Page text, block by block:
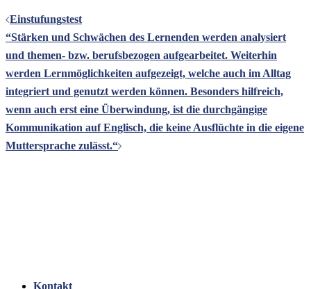
Beitrags-
Navigation
Einstufungstest
“Stärken und Schwächen des Lernenden werden analysiert
und themen- bzw. berufsbezogen aufgearbeitet. Weiterhin
werden Lernmöglichkeiten aufgezeigt, welche auch im Alltag
integriert und genutzt werden können. Besonders hilfreich,
wenn auch erst eine Überwindung, ist die durchgängige
Kommunikation auf Englisch, die keine Ausflüchte in die eigene
Muttersprache zulässt.“
Kontakt